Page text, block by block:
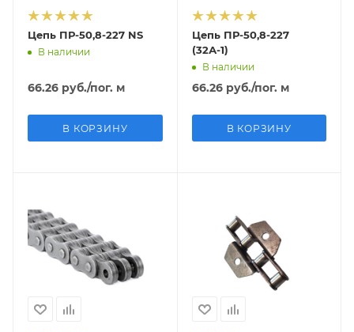
Цепь ПР-50,8-227 NS
В наличии
66.26 руб./пог. м
В КОРЗИНУ
Цепь ПР-50,8-227
(32А-1)
В наличии
66.26руб./пог. м
В КОРЗИНУ